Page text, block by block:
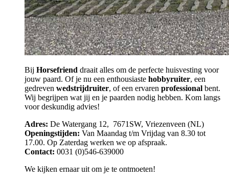
Bij Horsefriend draait alles om de perfecte huisvesting voor
jouw paard. Of je nu een enthousiaste hobbyruiter, een
gedreven wedstrijdruiter, of een ervaren professional bent.
Wij begrijpen wat jij en je paarden nodig hebben. Kom langs
voor deskundig advies!
Adres: De Watergang 12, 7671SW, Vriezenveen (NL)
Openingstijden: Van Maandag t/m Vrijdag van 8.30 tot
17.00. Op Zaterdag werken we op afspraak.
Contact: 0031 (0)546-639000
We kijken ernaar uit om je te ontmoeten!